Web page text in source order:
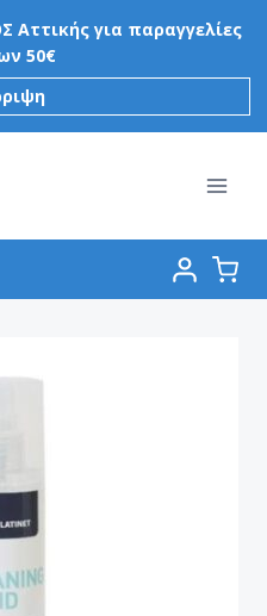
για παραγγελίες
50€